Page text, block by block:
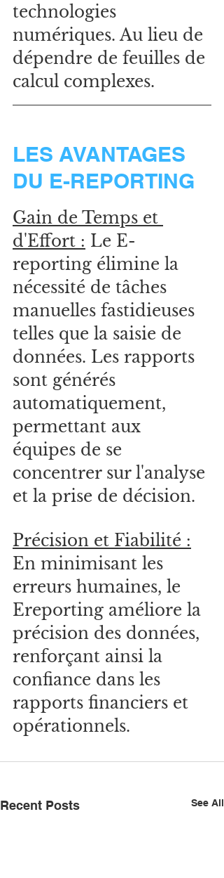
technologies
numériques. Au lieu de
dépendre de feuilles de
calcul complexes.
LES AVANTAGES
DU E-REPORTING
Gain de Temps et
d'Effort : Le E-
reporting élimine la
nécessité de tâches
manuelles fastidieuses
telles que la saisie de
données. Les rapports
sont générés
automatiquement,
permettant aux
équipes de se
concentrer sur l'analyse
et la prise de décision.
Précision et Fiabilité :
En minimisant les
erreurs humaines, le
Ereporting améliore la
précision des données,
renforçant ainsi la
confiance dans les
rapports financiers et
opérationnels.
Recent Posts See All